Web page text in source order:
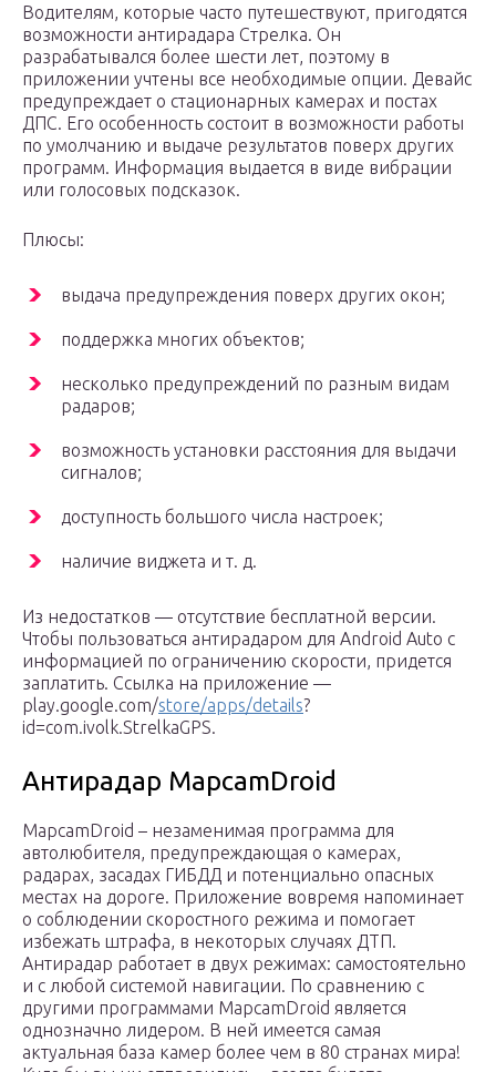
Водителям, которые часто путешествуют, пригодятся
возможности антирадара Стрелка. Он
разрабатывался более шести лет, поэтому в
приложении учтены все необходимые опции. Девайс
предупреждает о стационарных камерах и постах
ДПС. Его особенность состоит в возможности работы
по умолчанию и выдаче результатов поверх других
программ. Информация выдается в виде вибрации
или голосовых подсказок.
Плюсы:
выдача предупреждения поверх других окон;
поддержка многих объектов;
несколько предупреждений по разным видам
радаров;
возможность установки расстояния для выдачи
сигналов;
доступность большого числа настроек;
наличие виджета и т. д.
Из недостатков — отсутствие бесплатной версии.
Чтобы пользоваться антирадаром для Android Auto с
информацией по ограничению скорости, придется
заплатить. Ссылка на приложение —
play.google.com/store/apps/details?
id=com.ivolk.StrelkaGPS.
Антирадар MapcamDroid
MapcamDroid – незаменимая программа для
автолюбителя, предупреждающая о камерах,
радарах, засадах ГИБДД и потенциально опасных
местах на дороге. Приложение вовремя напоминает
о соблюдении скоростного режима и помогает
избежать штрафа, в некоторых случаях ДТП.
Антирадар работает в двух режимах: самостоятельно
и с любой системой навигации. По сравнению с
другими программами MapcamDroid является
однозначно лидером. В ней имеется самая
актуальная база камер более чем в 80 странах мира!